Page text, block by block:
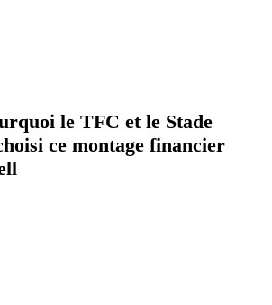
le TFC et le Stade
ce montage financier